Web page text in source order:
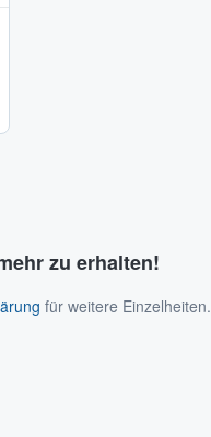
zu erhalten!
für weitere Einzelheiten.